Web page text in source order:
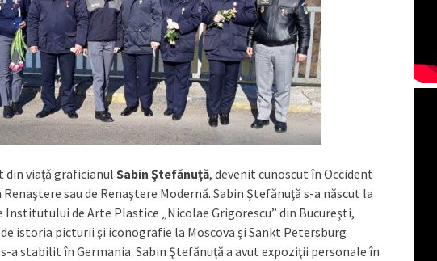
din viaţă graficianul Sabin Ştefănuţă, devenit cunoscut în Occident
sau de Renaştere Modernă. Sabin Ştefănuţă s-a născut la
Institutului de Arte Plastice „Nicolae Grigorescu” din Bucureşti,
istoria picturii şi iconografie la Moscova şi Sankt Petersburg
a stabilit în Germania. Sabin Ştefănuţă a avut expoziţii personale în